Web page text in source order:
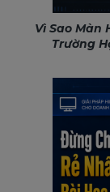
Vì Sao Màn
Trường